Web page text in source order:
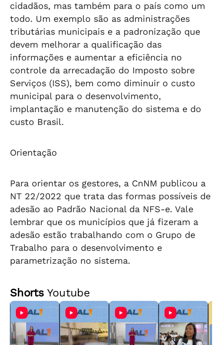
cidadãos, mas também para o país como um
todo. Um exemplo são as administrações
tributárias municipais e a padronização que
devem melhorar a qualificação das
informações e aumentar a eficiência no
controle da arrecadação do Imposto sobre
Serviços (ISS), bem como diminuir o custo
municipal para o desenvolvimento,
implantação e manutenção do sistema e do
custo Brasil.
Orientação
Para orientar os gestores, a CnNM publicou a
NT 22/2022 que trata das formas possíveis de
adesão ao Padrão Nacional da NFS-e. Vale
lembrar que os municípios que já fizeram a
adesão estão trabalhando com o Grupo de
Trabalho para o desenvolvimento e
parametrização no sistema.
ShortsYoutube